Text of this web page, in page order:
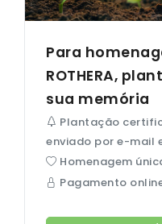
Para
ROTHERA,
sua memória
Plantação
enviado por e-mail
Homenagem
Pagamento